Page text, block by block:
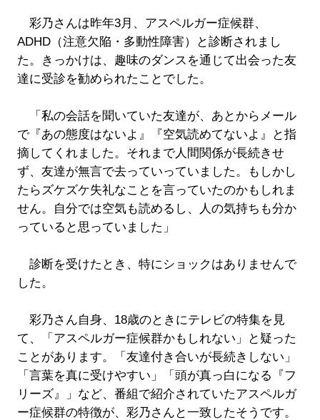
彩乃さんは昨年3月、アスペルガー症候群、
ADHD（注意欠陥・多動性障害）と診断されまし
た。きっかけは、趣味のダンスを通じて出会った友
達に受診を勧められたことでした。
「私の会話を聞いていた友達が、あとからメール
で『あの態度はないよ』『空気読めてないよ』と指
摘してくれました。それまで人間関係が長続きせ
ず、友達が無言で去っていっていました。もしかし
たらズケズケ失礼なことを言っていたのかもしれま
せん。自分では空気も読めるし、人の気持ちも分か
っていると思っていました」
診断を受けたとき、特にショックはありませんで
した。
彩乃さん自身、18歳のときにテレビの特集を見
て、「アスペルガー症候群かもしれない」と疑った
ことがあります。「友達付き合いが長続きしない」
「言葉を真に受けやすい」「頭が真っ白になる『フ
リーズ』」など、番組で紹介されていたアスペルガ
ー症候群の特徴が、彩乃さんと一致したそうです。